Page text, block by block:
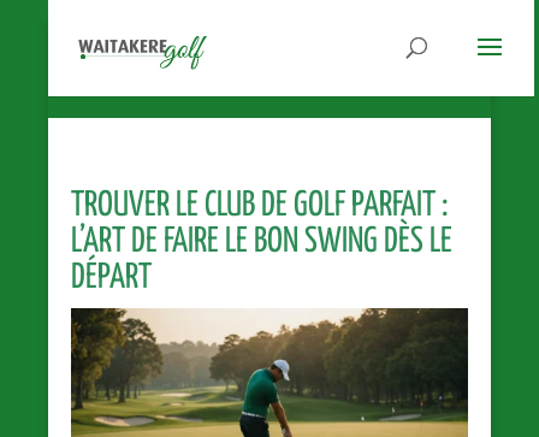
TROUVER LE CLUB DE GOLF PARFAIT :
L’ART DE FAIRE LE BON SWING DÈS LE
DÉPART